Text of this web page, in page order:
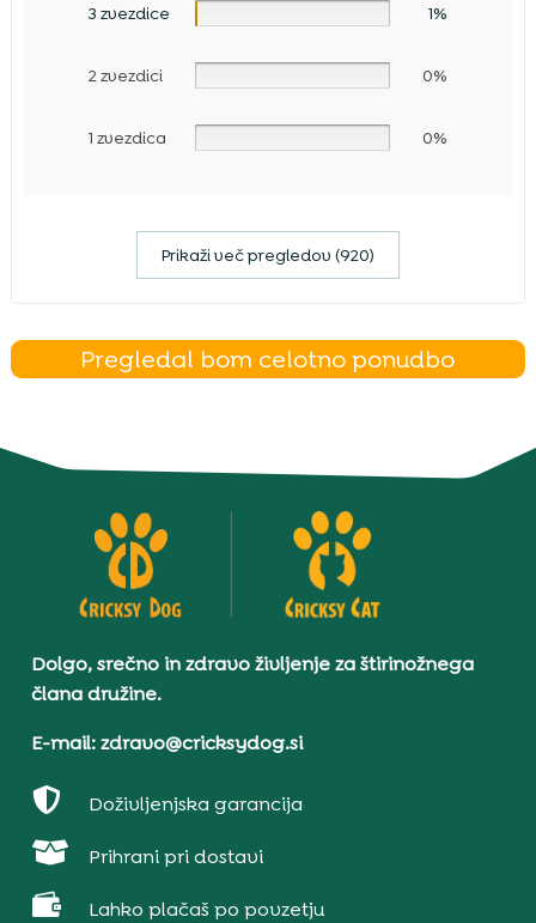
3 zvezdice 1%
2 zvezdici 0%
1 zvezdica 0%
Prikaži več pregledov (920)
Pregledal bom celotno ponudbo
Dolgo, srečno in zdravo življenje za štirinožnega
člana družine.
E-mail: zdravo@cricksydog.si
 Doživljenjska garancija
 Prihrani pri dostavi
 Lahko plačaš po povzetju